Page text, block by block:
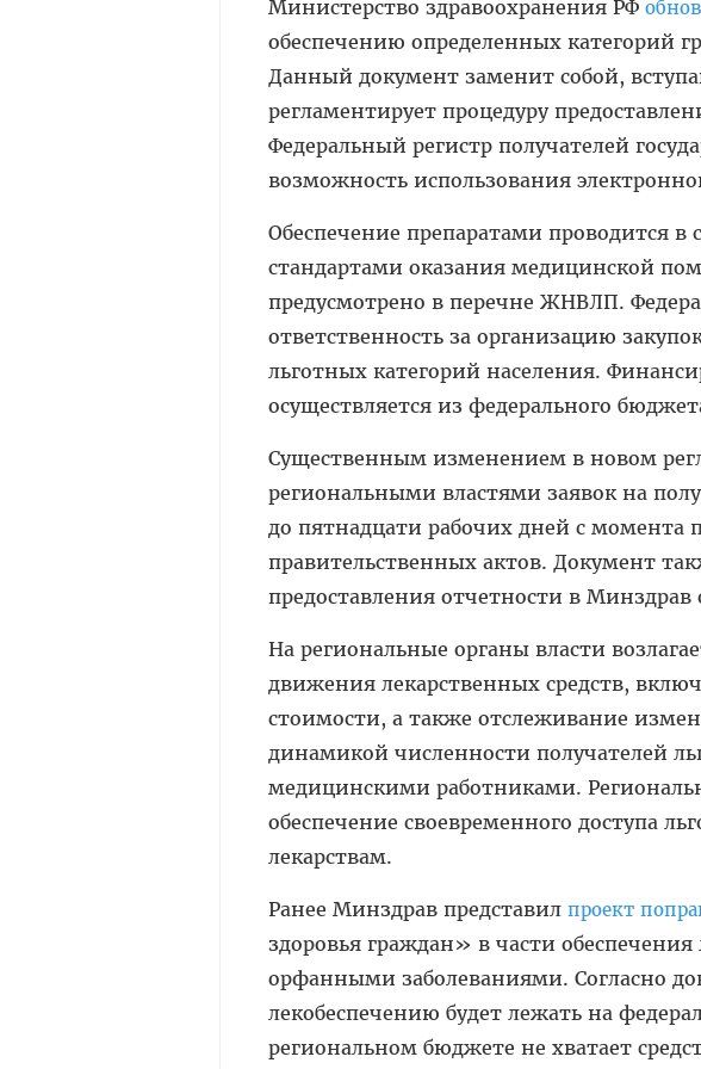
Министерство здравоохранения РФ
обеспечению определенных категорий
Данный документ заменит собой,
регламентирует процедуру
Федеральный регистр получателей
возможность использования
Обеспечение препаратами проводится в
стандартами оказания медицинской
предусмотрено в перечне ЖНВЛП.
ответственность за организацию
льготных категорий населения.
осуществляется из федерального
Существенным изменением в новом
региональными властями заявок на
до пятнадцати рабочих дней с момента
правительственных актов. Документ
предоставления отчетности в
На региональные органы власти
движения лекарственных средств,
стоимости, а также отслеживание
динамикой численности получателей
медицинскими работниками.
обеспечение своевременного доступа
лекарствам.
Ранее Минздрав представил проект
здоровья граждан» в части
орфанными заболеваниями. Согласно
лекобеспечению будет лежать на
региональном бюджете не хватает